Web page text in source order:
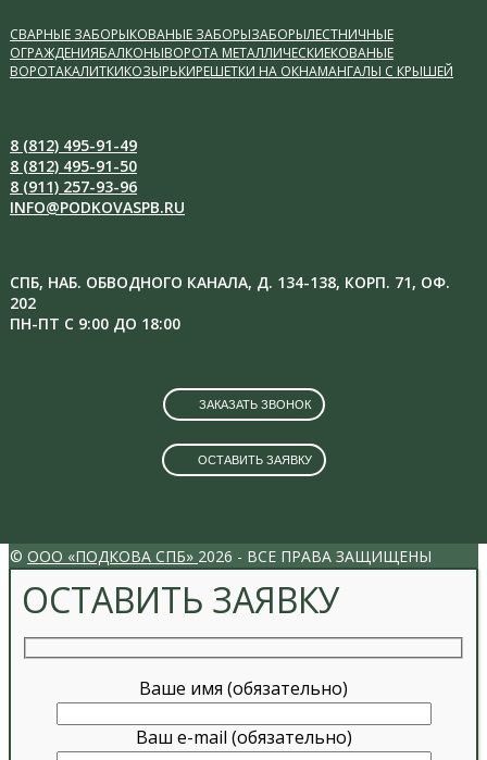
СВАРНЫЕ ЗАБОРЫКОВАНЫЕ ЗАБОРЫЗАБОРЫЛЕСТНИЧНЫЕ
ОГРАЖДЕНИЯБАЛКОНЫВОРОТА МЕТАЛЛИЧЕСКИЕКОВАНЫЕ
ВОРОТАКАЛИТКИКОЗЫРЬКИРЕШЕТКИ НА ОКНАМАНГАЛЫ С КРЫШЕЙ
8 (812) 495-91-49
8 (812) 495-91-50
8 (911) 257-93-96
INFO@PODKOVASPB.RU
СПБ, НАБ. ОБВОДНОГО КАНАЛА, Д. 134-138, КОРП. 71, ОФ.
202
ПН-ПТ С 9:00 ДО 18:00
ЗАКАЗАТЬ ЗВОНОК
ОСТАВИТЬ ЗАЯВКУ
© ООО «ПОДКОВА СПБ» 2026 - ВСЕ ПРАВА ЗАЩИЩЕНЫ
ОСТАВИТЬ ЗАЯВКУ
Ваше имя (обязательно)
Ваш e-mail (обязательно)